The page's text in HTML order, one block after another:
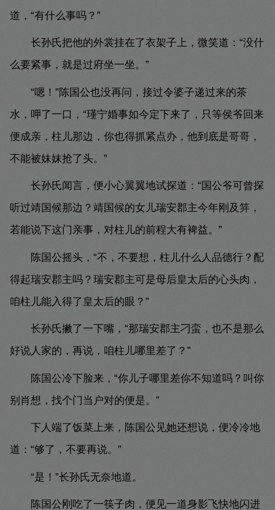
道，“有什么事吗？”
长孙氏把他的外裳挂在了衣架子上，微笑道：“没什
么要紧事，就是过府坐一坐。”
“嗯！”陈国公也没再问，接过令婆子递过来的茶
水，呷了一口，“瑾宁婚事如今定下来了，只等侯爷回来
便成亲，柱儿那边，你也得抓紧点办，他到底是哥哥，
不能被妹妹抢了头。”
长孙氏闻言，便小心翼翼地试探道：“国公爷可曾探
听过靖国候那边？靖国候的女儿瑞安郡主今年刚及笄，
若能说下这门亲事，对柱儿的前程大有裨益。”
陈国公摇头，“不，不要想，柱儿什么人品德行？配
得起瑞安郡主吗？瑞安郡主可是母后皇太后的心头肉，
咱柱儿能入得了皇太后的眼？”
长孙氏撇了一下嘴，“那瑞安郡主刁蛮，也不是那么
好说人家的，再说，咱柱儿哪里差了？”
陈国公冷下脸来，“你儿子哪里差你不知道吗？叫你
别肖想，找个门当户对的便是。”
下人端了饭菜上来，陈国公见她还想说，便冷冷地
道：“够了，不要再说。”
“是！”长孙氏无奈地道。
陈国公刚吃了一筷子肉，便见一道身影飞快地闪进